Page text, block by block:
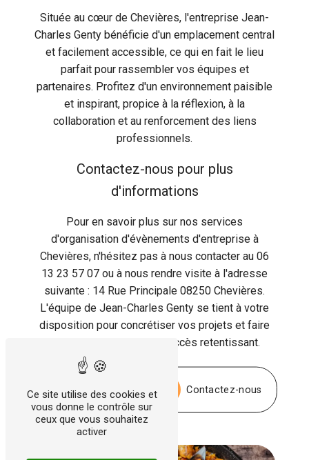
Située au cœur de Chevières, l'entreprise Jean-
Charles Genty bénéficie d'un emplacement central
et facilement accessible, ce qui en fait le lieu
parfait pour rassembler vos équipes et
partenaires. Profitez d'un environnement paisible
et inspirant, propice à la réflexion, à la
collaboration et au renforcement des liens
professionnels.
Contactez-nous pour plus
d'informations
Pour en savoir plus sur nos services
d'organisation d'évènements d'entreprise à
Chevières, n'hésitez pas à nous contacter au 06
13 23 57 07 ou à nous rendre visite à l'adresse
suivante : 14 Rue Principale 08250 Chevières.
L'équipe de Jean-Charles Genty se tient à votre
disposition pour concrétiser vos projets et faire
de votre évènement un succès retentissant.
Contactez-nous
Ce site utilise des cookies et
vous donne le contrôle sur
ceux que vous souhaitez
activer